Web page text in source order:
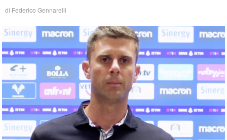
di Federico Gennarelli